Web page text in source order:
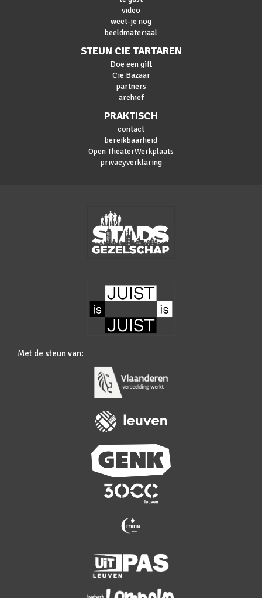
video
weet-je nog
beeldmateriaal
STEUN CIE TARTAREN
Doe een gift
Cie Bazaar
partners
archief
PRAKTISCH
contact
bereikbaarheid
Open TheaterWerkplaats
privacyverklaring
Met de steun van: